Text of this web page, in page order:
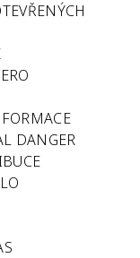
DANGER